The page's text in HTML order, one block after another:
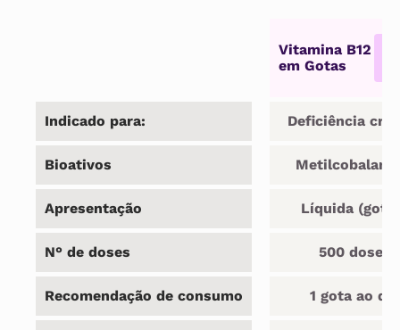
Vitamina B12
em Gotas
Indicado para: Deficiência
Bioativos
Apresentação Líquida
N° de doses 500 doses
Recomendação de consumo 1 gota ao dia